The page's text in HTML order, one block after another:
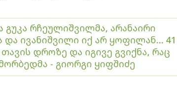
გუკა რჩეულიშვილმა, არანაირი
და ივანიშვილი იქ არ ყოფილან... 41
დროზე და იგივე გვიქნა, რაც
- გიორგი ყიფშიძე